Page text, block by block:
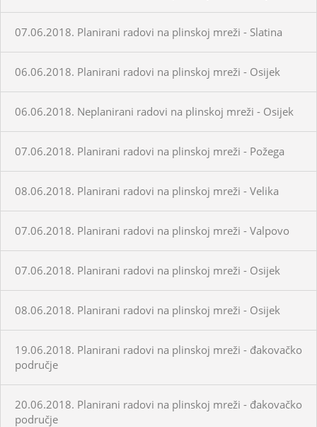
07.06.2018. Planirani radovi na plinskoj mreži - Slatina
06.06.2018. Planirani radovi na plinskoj mreži - Osijek
06.06.2018. Neplanirani radovi na plinskoj mreži - Osijek
07.06.2018. Planirani radovi na plinskoj mreži - Požega
08.06.2018. Planirani radovi na plinskoj mreži - Velika
07.06.2018. Planirani radovi na plinskoj mreži - Valpovo
07.06.2018. Planirani radovi na plinskoj mreži - Osijek
08.06.2018. Planirani radovi na plinskoj mreži - Osijek
19.06.2018. Planirani radovi na plinskoj mreži - đakovačko
područje
20.06.2018. Planirani radovi na plinskoj mreži - đakovačko
područje